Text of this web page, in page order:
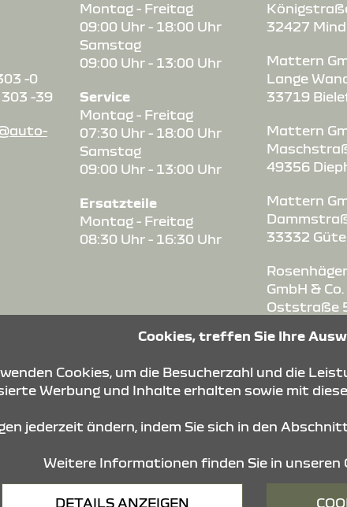
-0
-39
Montag - Freitag
09:00 Uhr - 18:00 Uhr
Samstag
09:00 Uhr - 13:00 Uhr
Service
Montag - Freitag
07:30 Uhr - 18:00 Uhr
Samstag
09:00 Uhr - 13:00 Uhr
Ersatzteile
Montag - Freitag
08:30 Uhr - 16:30 Uhr
32427
Mattern
Lange
33719
Mattern
49356
Mattern
33332
GmbH & Co.
Oststraße
Mattern
Oststraße
Cookies Barrierefreiheit ©
Cookies, treffen Sie Ihre
Cookies, um die Besucherzahl und die
Werbung und Inhalte erhalten sowie mit
jederzeit ändern, indem Sie sich in den
Weitere Informationen finden Sie in unseren
DETAILS ANZEIGEN